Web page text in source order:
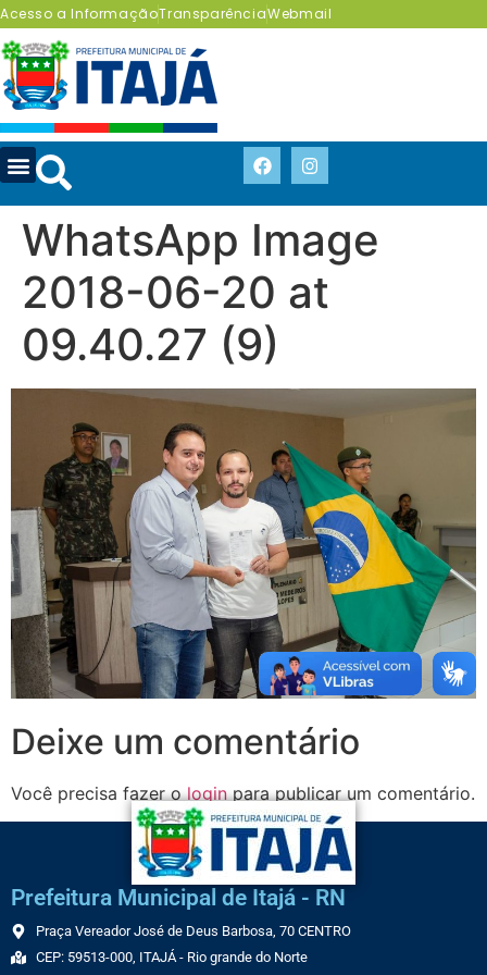
Acesso a InformaçãoTransparênciaWebmail
WhatsApp Image
2018-06-20 at
09.40.27 (9)
Deixe um comentário
Você precisa fazer ologinpara publicar um comentário.
Prefeitura Municipal de Itajá - RN
Praça Vereador José de Deus Barbosa, 70 CENTRO
CEP: 59513-000, ITAJÁ - Rio grande do Norte